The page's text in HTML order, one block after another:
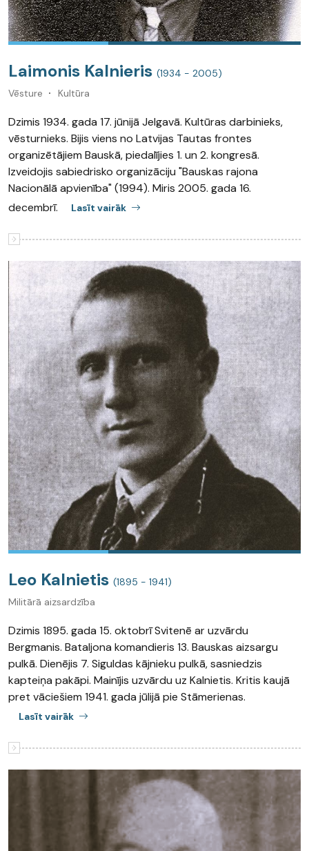
Laimonis Kalnieris (1934 - 2005)
Vēsture
Kultūra
Dzimis 1934. gada 17. jūnijā Jelgavā. Kultūras darbinieks,
vēsturnieks. Bijis viens no Latvijas Tautas frontes
organizētājiem Bauskā, piedalījies 1. un 2. kongresā.
Izveidojis sabiedrisko organizāciju "Bauskas rajona
Nacionālā apvienība" (1994). Miris 2005. gada 16.
decembrī.
Lasīt vairāk
Leo Kalnietis (1895 - 1941)
Militārā aizsardzība
Dzimis 1895. gada 15. oktobrī Svitenē ar uzvārdu
Bergmanis. Bataljona komandieris 13. Bauskas aizsargu
pulkā. Dienējis 7. Siguldas kājnieku pulkā, sasniedzis
kapteiņa pakāpi. Mainījis uzvārdu uz Kalnietis. Kritis kaujā
pret vāciešiem 1941. gada jūlijā pie Stāmerienas.
Lasīt vairāk